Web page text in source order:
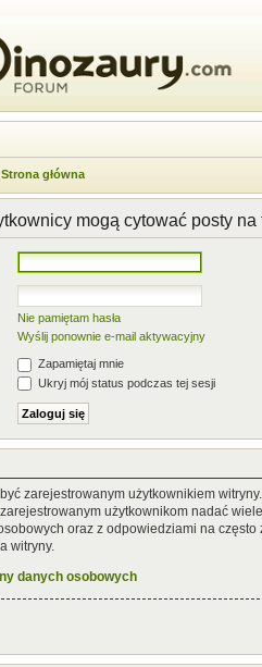
Strona główna
mogą cytować posty na
Nie pamiętam hasła
Wyślij ponownie e-mail aktywacyjny
Zapamiętaj mnie
Ukryj mój status podczas tej sesji
zarejestrowanym użytkownikiem
użytkownikom nadać
oraz z odpowiedziami na
witryny.
danych osobowych